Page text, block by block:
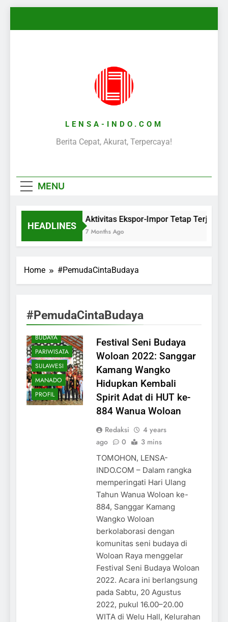
LENSA-INDO.COM
Berita Cepat, Akurat, Terpercaya!
MENU
HEADLINES
Aktivitas Ekspor-Impor Tetap Terjaga
7 Months Ago
Home #PemudaCintaBudaya
#PemudaCintaBudaya
MINAHASA
NASIONAL
BUDAYA
PARIWISATA
SULAWESI
MANADO
PROFIL
Festival Seni Budaya
Woloan 2022: Sanggar
Kamang Wangko
Hidupkan Kembali
Spirit Adat di HUT ke-
884 Wanua Woloan
Redaksi
4 years
ago
0 3 mins
TOMOHON, LENSA-
INDO.COM – Dalam rangka
memperingati Hari Ulang
Tahun Wanua Woloan ke-
884, Sanggar Kamang
Wangko Woloan
berkolaborasi dengan
komunitas seni budaya di
Woloan Raya menggelar
Festival Seni Budaya Woloan
2022. Acara ini berlangsung
pada Sabtu, 20 Agustus
2022, pukul 16.00–20.00
WITA di Welu Hall, Kelurahan